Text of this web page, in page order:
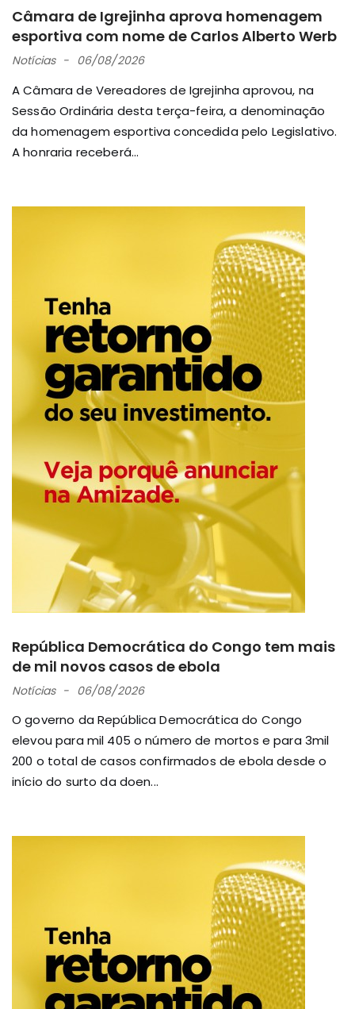
Câmara de Igrejinha aprova homenagem
esportiva com nome de Carlos Alberto Werb
Notícias 06/08/2026
A Câmara de Vereadores de Igrejinha aprovou, na
Sessão Ordinária desta terça-feira, a denominação
da homenagem esportiva concedida pelo Legislativo.
A honraria receberá...
República Democrática do Congo tem mais
de mil novos casos de ebola
Notícias 06/08/2026
O governo da República Democrática do Congo
elevou para mil 405 o número de mortos e para 3mil
200 o total de casos confirmados de ebola desde o
início do surto da doen...